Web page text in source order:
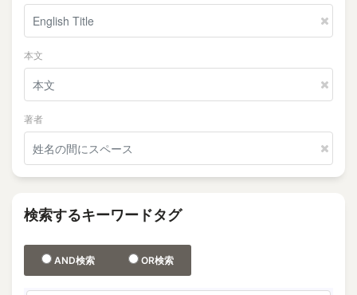
本文
著者
検索するキーワードタグ
AND検索 OR検索